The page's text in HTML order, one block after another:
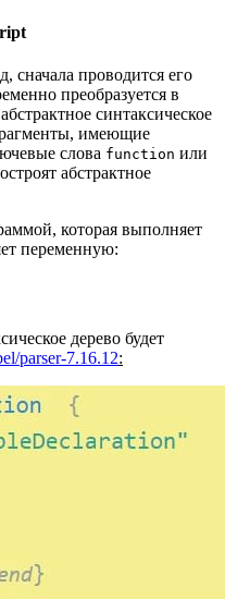
сначала проводится его
преобразуется в
синтаксическое
имеющие
слова function или
абстрактное
которая выполняет
переменную:
дерево будет
parser-7.16.12: